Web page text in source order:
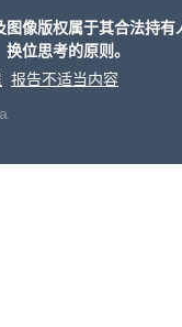
图像版权属于其合法持
位思考的原则。
报告不适当内容